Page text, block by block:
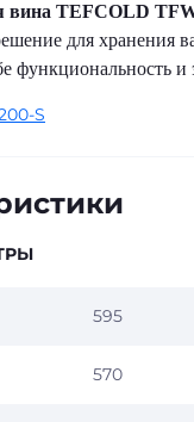
TEFCOLD
для хранения
функциональность и
S
595
570